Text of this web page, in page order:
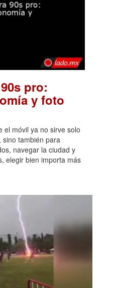
pro:
y foto
el móvil ya no sirve solo
sino también para
navegar la ciudad y
elegir bien importa más